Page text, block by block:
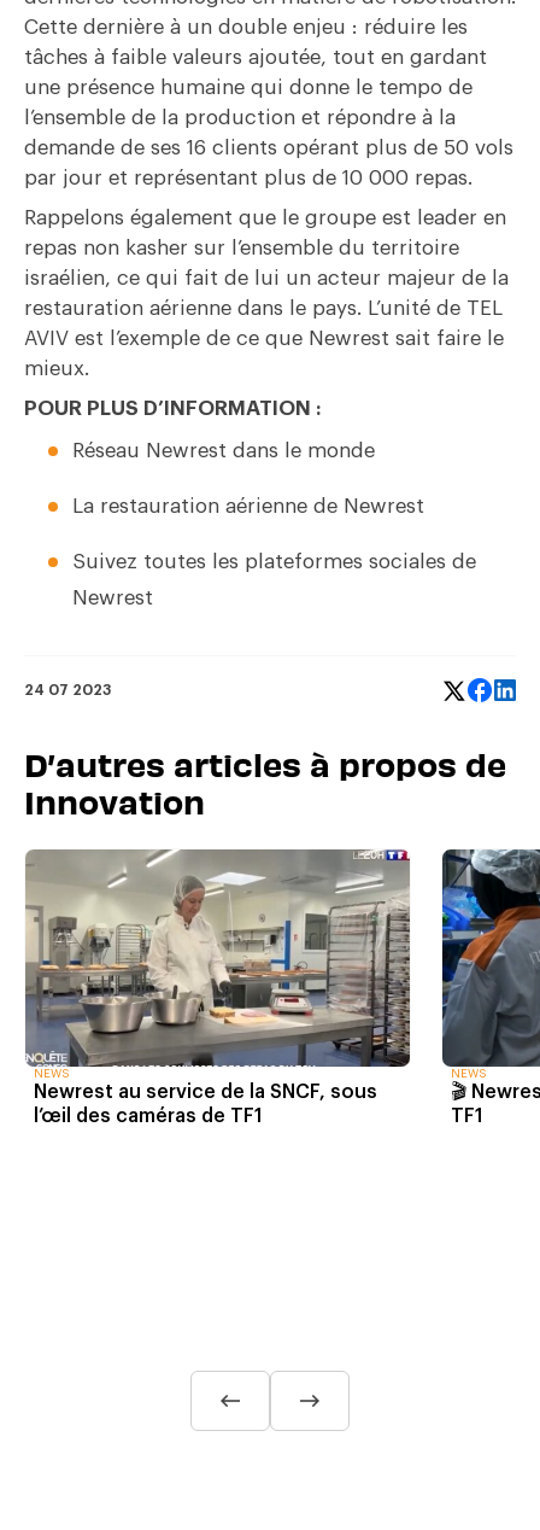
Cette dernière à un double enjeu : réduire les
tâches à faible valeurs ajoutée, tout en gardant
une présence humaine qui donne le tempo de
l’ensemble de la production et répondre à la
demande de ses 16 clients opérant plus de 50 vols
par jour et représentant plus de 10 000 repas.
Rappelons également que le groupe est leader en
repas non kasher sur l’ensemble du territoire
israélien, ce qui fait de lui un acteur majeur de la
restauration aérienne dans le pays. L’unité de TEL
AVIV est l’exemple de ce que Newrest sait faire le
mieux.
POUR PLUS D’INFORMATION :
Réseau Newrest dans le monde
La restauration aérienne de Newrest
Suivez toutes les plateformes sociales de
Newrest
24 07 2023
D’autres articles à propos de
Innovation
NEWS
Newrest au service de la SNCF, sous
l’œil des caméras de TF1
NEWS
🎬
TF1